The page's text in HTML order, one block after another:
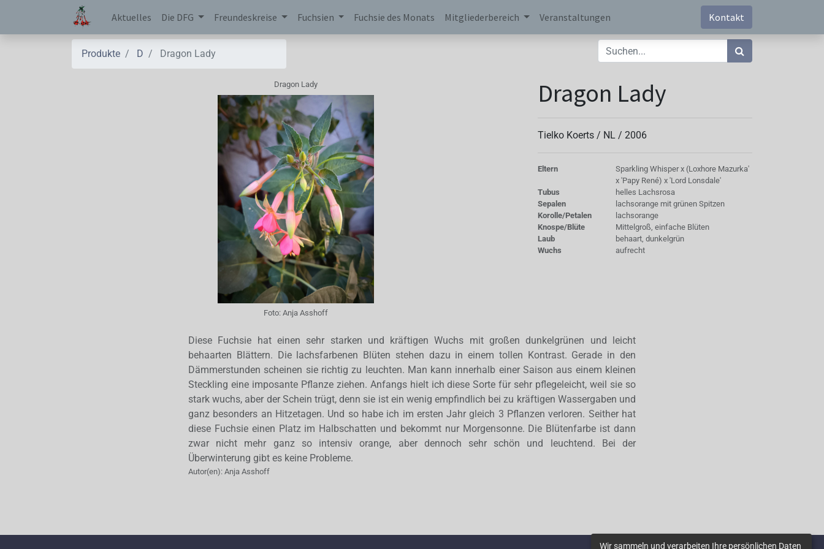
Aktuelles Die DFG Freundeskreise Fuchsien Fuchsie des Monats Mitgliederbereich Veranstaltungen Kontakt
Produkte D Dragon Lady
Dragon Lady
Foto: Anja Asshoff
Dragon Lady
Tielko Koerts / NL / 2006
Eltern
Sparkling Whisper x (Loxhore Mazurka'
x 'Papy René) x 'Lord Lonsdale'
Tubus
helles Lachsrosa
Sepalen
lachsorange mit grünen Spitzen
Korolle/Petalen
lachsorange
Knospe/Blüte
Mittelgroß, einfache Blüten
Laub
behaart, dunkelgrün
Wuchs
aufrecht
Diese Fuchsie hat einen sehr starken und kräftigen Wuchs mit großen dunkelgrünen und leicht
behaarten Blättern. Die lachsfarbenen Blüten stehen dazu in einem tollen Kontrast. Gerade in den
Dämmerstunden scheinen sie richtig zu leuchten. Man kann innerhalb einer Saison aus einem kleinen
Steckling eine imposante Pflanze ziehen. Anfangs hielt ich diese Sorte für sehr pflegeleicht, weil sie so
stark wuchs, aber der Schein trügt, denn sie ist ein wenig empfindlich bei zu kräftigen Wassergaben und
ganz besonders an Hitzetagen. Und so habe ich im ersten Jahr gleich 3 Pflanzen verloren. Seither hat
diese Fuchsie einen Platz im Halbschatten und bekommt nur Morgensonne. Die Blütenfarbe ist dann
zwar nicht mehr ganz so intensiv orange, aber dennoch sehr schön und leuchtend. Bei der
Überwinterung gibt es keine Probleme.
Autor(en): Anja Asshoff
Wir sammeln und verarbeiten Ihre persönlichen Daten